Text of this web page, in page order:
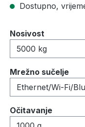
Dostupno,
Odaberi
Nosivost
Odaberi
Mrežno sučelje
Odaberi
Očitavanje